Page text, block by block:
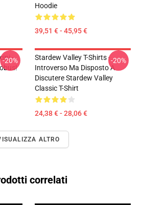
Hoodie
39,51 € - 45,95 €
-
-20%
Stardew Valley T-Shirts -
Introverso Ma Disposto A
Discutere Stardew Valley
Classic T-Shirt
24,38 € - 28,06 €
-20%
ALTRO
correlati